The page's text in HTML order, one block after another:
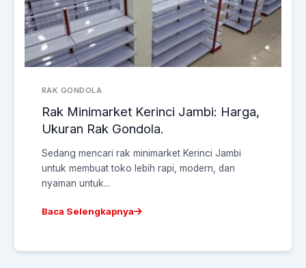
RAK GONDOLA
Rak Minimarket Kerinci Jambi: Harga,
Ukuran Rak Gondola.
Sedang mencari rak minimarket Kerinci Jambi
untuk membuat toko lebih rapi, modern, dan
nyaman untuk...
Baca Selengkapnya